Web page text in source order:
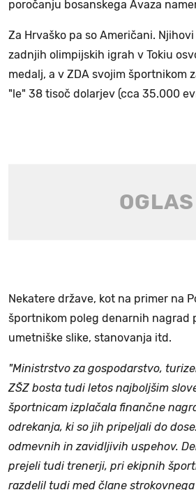
poročanju bosanskega Avaza
Za Hrvaško pa so Američani.
zadnjih olimpijskih igrah v Tokiu
medalj, a v ZDA svojim športnikom
"le" 38 tisoč dolarjev (cca 35.000
Nekatere države, kot na primer na
športnikom poleg denarnih nagrad
umetniške slike, stanovanja itd.
"Ministrstvo za gospodarstvo,
ZŠZ bosta tudi letos najboljšim
športnicam izplačala finančne
odrekanja, ki so jih pripeljali do
odmevnih in zavidljivih uspehov.
prejeli tudi trenerji, pri ekipnih
razdelil tudi med člane strokovnega